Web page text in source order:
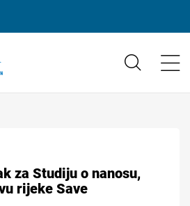
za Studiju o nanosu,
rijeke Save